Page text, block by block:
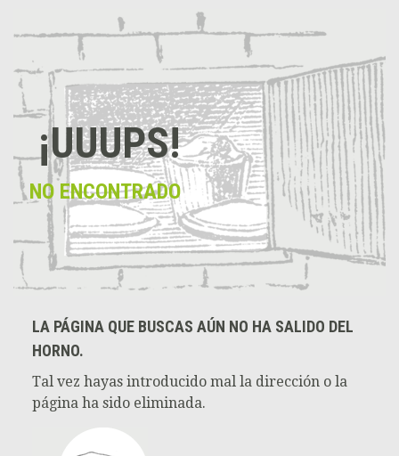
¡UUUPS!
NO ENCONTRADO
LA PÁGINA QUE BUSCAS AÚN NO HA SALIDO DEL
HORNO.
Tal vez hayas introducido mal la dirección o la
página ha sido eliminada.